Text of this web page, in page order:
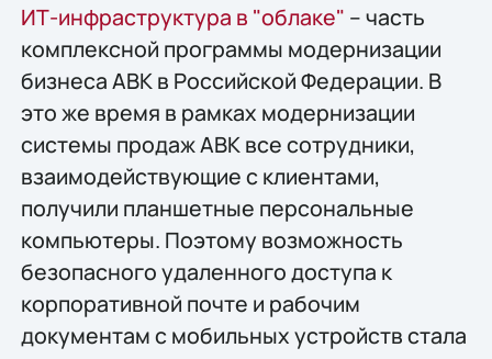
ИТ-инфраструктура в "облаке" – часть
комплексной программы модернизации
бизнеса АВК в Российской Федерации. В
это же время в рамках модернизации
системы продаж АВК все сотрудники,
взаимодействующие с клиентами,
получили планшетные персональные
компьютеры. Поэтому возможность
безопасного удаленного доступа к
корпоративной почте и рабочим
документам с мобильных устройств стала